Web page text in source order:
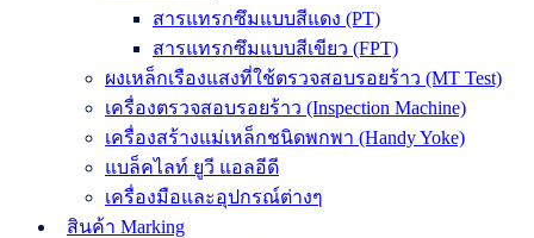
สารแทรกซึมแบบสีแดง (PT)
สารแทรกซึมแบบสีเขียว (FPT)
ผงเหล็กเรืองแสงที่ใช้ตรวจสอบรอยร้าว (MT Test)
เครื่องตรวจสอบรอยร้าว (Inspection Machine)
เครื่องสร้างแม่เหล็กชนิดพกพา (Handy Yoke)
แบล็คไลท์ ยูวี แอลอีดี
เครื่องมือและอุปกรณ์ต่างๆ
สินค้า Marking